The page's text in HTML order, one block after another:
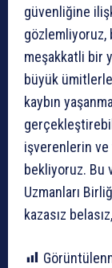
güvenliğine
meşakkatli bir
büyük
kaybın
işverenlerin
bekliyoruz. Bu
Uzmanları
kazasız